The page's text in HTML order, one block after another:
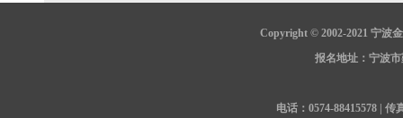
Copyright © 2002-2021 宁波
报名地址：宁波
电话：0574-88415578 | 传